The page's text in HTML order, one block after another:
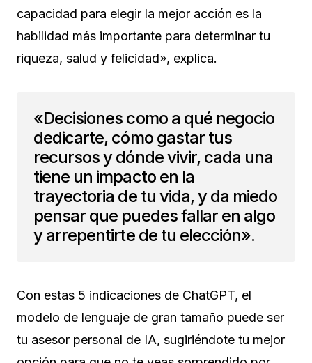
capacidad para elegir la mejor acción es la
habilidad más importante para determinar tu
riqueza, salud y felicidad», explica.
«Decisiones como a qué negocio
dedicarte, cómo gastar tus
recursos y dónde vivir, cada una
tiene un impacto en la
trayectoria de tu vida, y da miedo
pensar que puedes fallar en algo
y arrepentirte de tu elección».
Con estas 5 indicaciones de ChatGPT, el
modelo de lenguaje de gran tamaño puede ser
tu asesor personal de IA, sugiriéndote tu mejor